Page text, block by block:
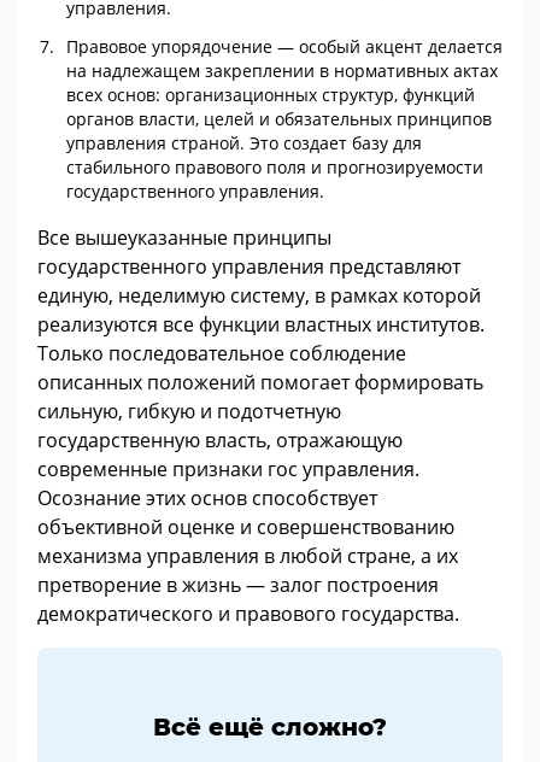
управления.
Правовое упорядочение — особый акцент делается
на надлежащем закреплении в нормативных актах
всех основ: организационных структур, функций
органов власти, целей и обязательных принципов
управления страной. Это создает базу для
стабильного правового поля и прогнозируемости
государственного управления.
Все вышеуказанные принципы
государственного управления представляют
единую, неделимую систему, в рамках которой
реализуются все функции властных институтов.
Только последовательное соблюдение
описанных положений помогает формировать
сильную, гибкую и подотчетную
государственную власть, отражающую
современные признаки гос управления.
Осознание этих основ способствует
объективной оценке и совершенствованию
механизма управления в любой стране, а их
претворение в жизнь — залог построения
демократического и правового государства.
Всё ещё сложно?